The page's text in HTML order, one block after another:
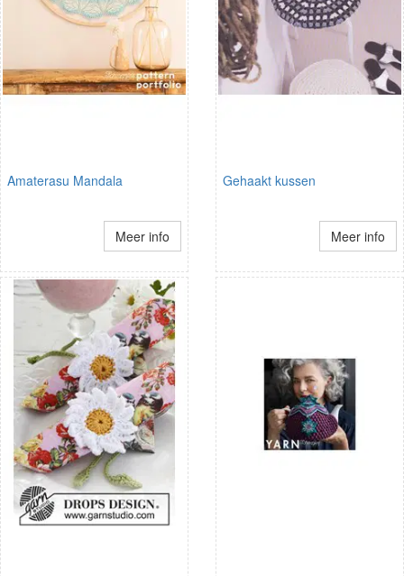
Amaterasu Mandala
Meer info
Gehaakt kussen
Meer info